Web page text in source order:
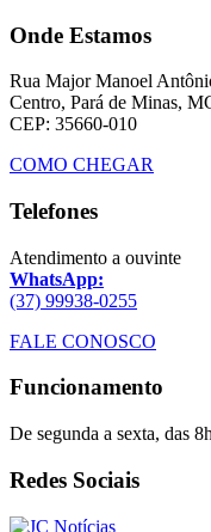
Onde Estamos
Rua Major Manoel
Centro, Pará de Minas,
CEP: 35660-010
COMO CHEGAR
Telefones
Atendimento a ouvinte
WhatsApp:
(37) 99938-0255
FALE CONOSCO
Funcionamento
De segunda a sexta, das
Redes Sociais